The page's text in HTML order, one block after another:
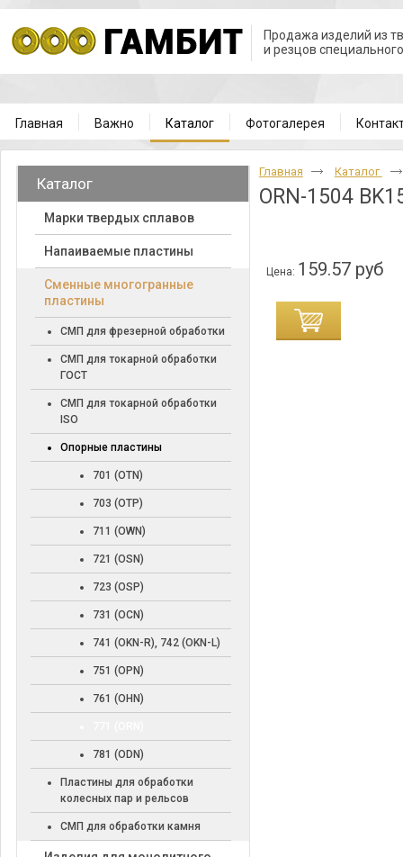
Продажа изделий из
и резцов
Главная Важно Каталог Фотогалерея
Каталог
Марки твердых сплавов
Напаиваемые пластины
Cменные многогранные
пластины
СМП для фрезерной обработки
СМП для токарной обработки
ГОСТ
СМП для токарной обработки
ISO
Опорные пластины
701 (OTN)
703 (OTP)
711 (OWN)
721 (OSN)
723 (OSP)
731 (OCN)
741 (OKN-R), 742 (OKN-L)
751 (OPN)
761 (OHN)
781 (ODN)
Пластины для обработки
колесных пар и рельсов
СМП для обработки камня
Главная Каталог
ORN-1504
Цена: 159.57 руб